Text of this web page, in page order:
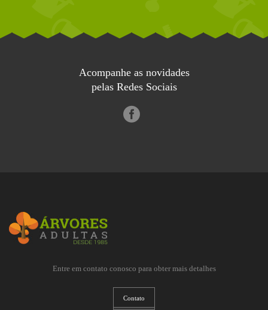
Acompanhe as novidades
pelas Redes Sociais
Entre em contato conosco para obter mais detalhes
Contato